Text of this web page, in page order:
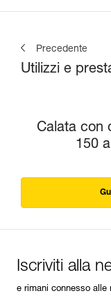
Precedente
Utilizzi e
Calata con
150
Iscriviti alla
e rimani connesso alle